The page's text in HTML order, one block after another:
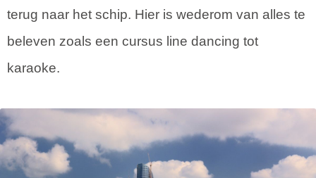
terug naar het schip. Hier is wederom van alles te
beleven zoals een cursus line dancing tot
karaoke.